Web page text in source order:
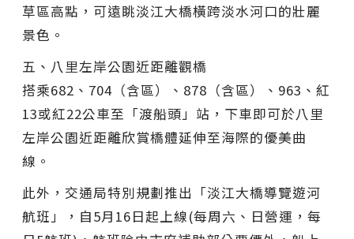
草區高點，可遠眺淡江大橋橫跨淡水河口的壯麗
景色。
五、八里左岸公園近距離觀橋
搭乘682、704（含區）、878（含區）、963、紅
13或紅22公車至「渡船頭」站，下車即可於八里
左岸公園近距離欣賞橋體延伸至海際的優美曲
線。
此外，交通局特別規劃推出「淡江大橋導覽遊河
航班」，自5月16日起上線(每周六、日營運，每